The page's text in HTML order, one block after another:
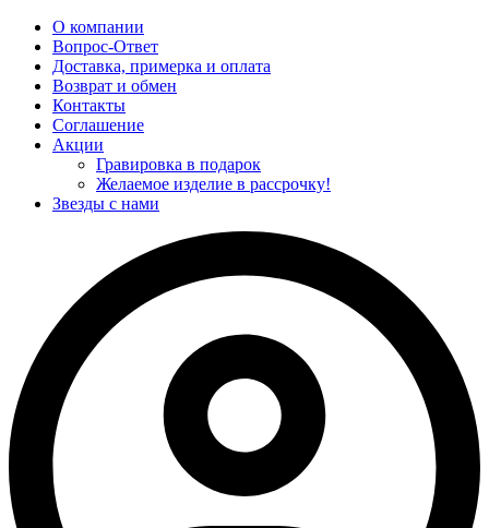
О компании
Вопрос-Ответ
Доставка, примерка и оплата
Возврат и обмен
Контакты
Соглашение
Акции
Гравировка в подарок
Желаемое изделие в рассрочку!
Звезды с нами